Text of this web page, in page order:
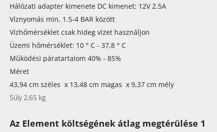
Hálózati adapter kimenete DC kimenet: 12V 2.5A
Víznyomás min. 1.5-4 BAR között
Vízhőmérséklet csak hideg vizet használjon
Üzemi hőmérséklet: 10 ° C - 37,8 ° C
Működési páratartalom 40% - 85%
Méret
43,94 cm széles x 13,48 cm magas x 9,37 cm mély
Súly 2,65 kg
Az Element költségének átlag megtérülése 1